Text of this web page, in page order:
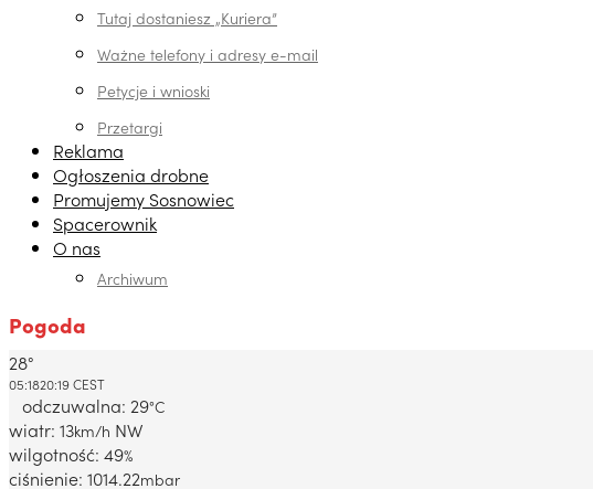
Tutaj dostaniesz „Kuriera”
Ważne telefony i adresy e-mail
Petycje i wnioski
Przetargi
Reklama
Ogłoszenia drobne
Promujemy Sosnowiec
Spacerownik
O nas
Archiwum
Pogoda
Dabrowa Gornicza, PL
28°
05:1820:19 CEST
odczuwalna: 29°C
wiatr: 13km/h NW
wilgotność: 49%
ciśnienie: 1014.22mbar